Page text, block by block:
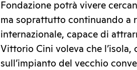
Fondazione potrà vivere
ma soprattutto continuando a
internazionale, capace di
Vittorio Cini voleva che l’isola,
sull’impianto del vecchio